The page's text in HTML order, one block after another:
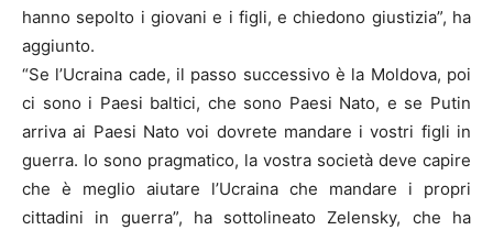
hanno sepolto i giovani e i figli, e chiedono giustizia”, ha
aggiunto.
“Se l’Ucraina cade, il passo successivo è la Moldova, poi
ci sono i Paesi baltici, che sono Paesi Nato, e se Putin
arriva ai Paesi Nato voi dovrete mandare i vostri figli in
guerra. Io sono pragmatico, la vostra società deve capire
che è meglio aiutare l’Ucraina che mandare i propri
cittadini in guerra”, ha sottolineato Zelensky, che ha